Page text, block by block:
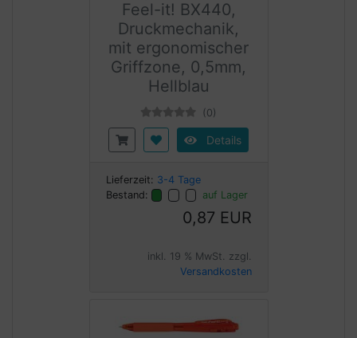
Feel-it! BX440,
Druckmechanik,
mit ergonomischer
Griffzone, 0,5mm,
Hellblau
(0)
Details
Lieferzeit: 3-4 Tage
Bestand:
auf Lager
0,87 EUR
inkl. 19 % MwSt. zzgl.
Versandkosten